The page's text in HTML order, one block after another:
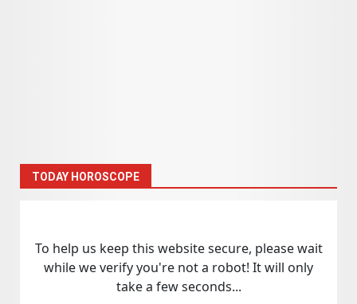
TODAY HOROSCOPE